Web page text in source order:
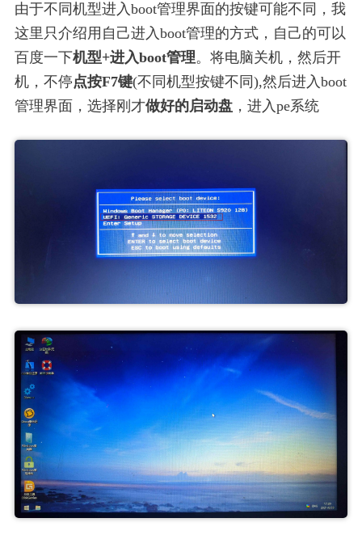
由于不同机型进入boot管理界面的按键可能不同，我
这里只介绍用自己进入boot管理的方式，自己的可以
百度一下机型+进入boot管理。将电脑关机，然后开
机，不停点按F7键(不同机型按键不同),然后进入boot
管理界面，选择刚才做好的启动盘，进入pe系统